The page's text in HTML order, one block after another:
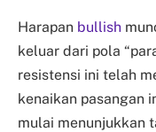
Harapan bullish
keluar dari pola
resistensi ini telah
kenaikan pasangan
mulai menunjukkan